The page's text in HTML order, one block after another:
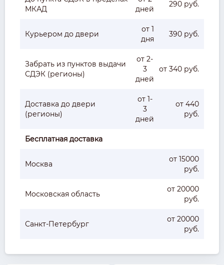
МКАД
дней
290 руб.
Курьером до двери
от 1
дня
390 руб.
Забрать из пунктов выдачи
СДЭК (регионы)
от 2-
3
дней
от 340 руб.
Доставка до двери
(регионы)
от 1-
3
дней
от 440
руб.
Бесплатная доставка
Москва
от 15000
руб.
Московская область
от 20000
руб.
Санкт-Петербург
от 20000
руб.